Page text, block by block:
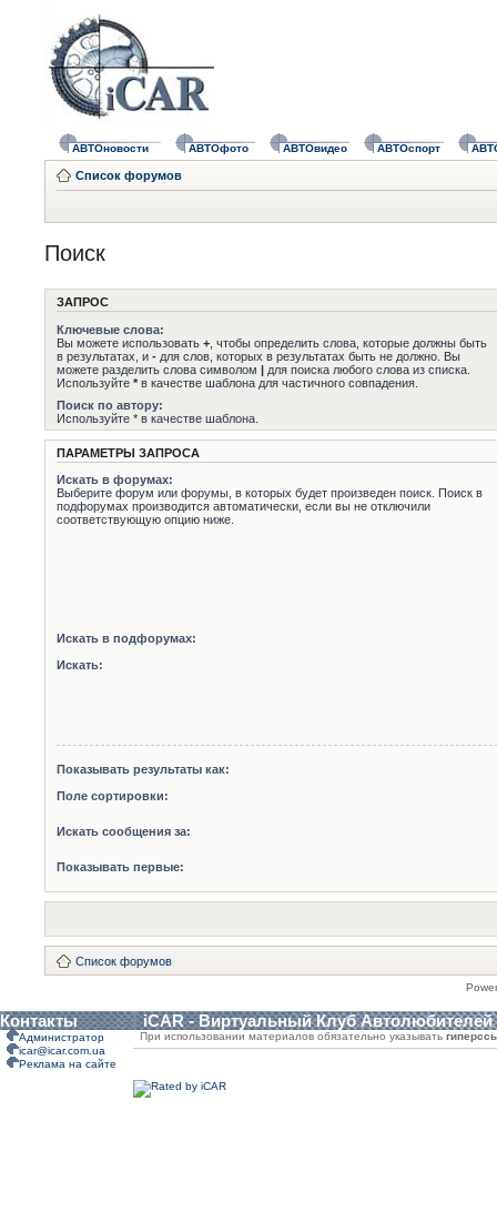
АВТОновости АВТОфото АВТОвидео АВТОспорт
Список форумов
Поиск
ЗАПРОС
Ключевые слова:
Вы можете использовать + , чтобы определить слова, которые должны быть
в результатах, и - для слов, которых в результатах быть не должно. Вы
можете разделить слова символом | для поиска любого слова из списка.
Используйте * в качестве шаблона для частичного совпадения.
Поиск по автору:
Используйте * в качестве шаблона.
ПАРАМЕТРЫ ЗАПРОСА
Искать в форумах:
Выберите форум или форумы, в которых будет произведен поиск. Поиск в
подфорумах производится автоматически, если вы не отключили
соответствующую опцию ниже.
Искать в подфорумах:
Искать:
Показывать результаты как:
Поле сортировки:
Искать сообщения за:
Показывать первые:
Список форумов
Контакты iCAR - Виртуальный Клуб Автолюбителей
Администратор
icar@icar.com.ua
Реклама на сайте
При использовании материалов обязательно указывать